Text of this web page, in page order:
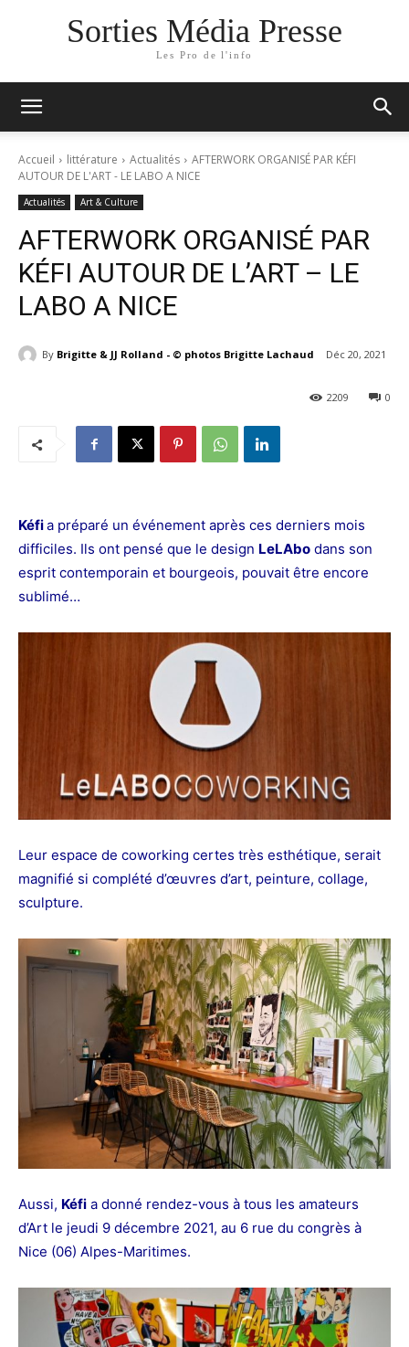
Sorties Média Presse
Les Pro de l'info
Accueil littérature Actualités
AFTERWORK ORGANISÉ PAR KÉFI
AUTOUR DE L'ART - LE LABO A NICE
Actualités Art & Culture
AFTERWORK ORGANISÉ PAR
KÉFI AUTOUR DE L’ART – LE
LABO A NICE
By Brigitte & JJ Rolland - © photos Brigitte Lachaud Déc 20, 2021
0
2209
Kéfia préparé un événement après ces derniers mois
difficiles. Ils ont pensé que le design LeLAbo dans son
esprit contemporain et bourgeois, pouvait être encore
sublimé…
Leur espace de coworking certes très esthétique, serait
magnifié si complété d’œuvres d’art, peinture, collage,
sculpture.
Aussi, Kéfi a donné rendez-vous à tous les amateurs
d’Art le jeudi 9 décembre 2021, au 6 rue du congrès à
Nice (06) Alpes-Maritimes.